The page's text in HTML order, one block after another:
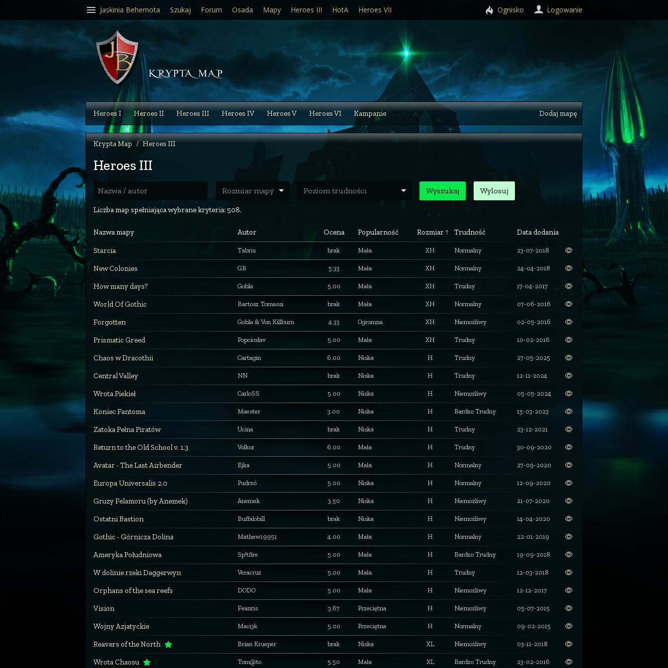
Heroes I Heroes II Heroes III Heroes IV Heroes V Heroes VI Kampanie Dodaj mapę
Krypta Map Heroes III
Heroes III
Nazwa / autor Rozmiar mapy Poziom trudności Wyszukaj Wylosuj
Liczba map spełniająca wybrane kryteria: 508.
Nazwa mapy Autor Ocena Popularność Rozmiar Trudność Data dodania
Starcia Tabris brak Mała XH Normalny 23-07-2018
New Colonies GB 5.33 Mała XH Normalny 24-04-2018
How many days? Gobla 5.00 Mała XH Trudny 17-04-2017
World Of Gothic Bartosz Tomassi brak Mała XH Normalny 07-06-2016
Forgotten Gobla & Von Killburn 4.33 Ogromna XH Niemożliwy 02-05-2016
Prismatic Greed Popcioslav 5.00 Mała XH Trudny 10-02-2016
Chaos w Dracothii Cartagin 6.00 Niska H Trudny 27-05-2025
Central Valley NN brak Niska H Trudny 12-11-2024
Wrota Piekieł CarloSS 5.00 Niska H Niemożliwy 05-05-2024
Koniec Fantoma Maester 3.00 Niska H Bardzo Trudny 15-03-2023
Zatoka Pełna Piratów Ucina brak Niska H Trudny 23-12-2021
Return to the Old School v. 1.3 Volkor 6.00 Mała H Trudny 30-09-2020
Avatar - The Last Airbender Ejka 5.00 Mała H Normalny 27-09-2020
Europa Universalis 2.0 Pudrzó 5.00 Niska H Normalny 12-09-2020
Gruzy Felamoru (by Anemek) Anemek 3.50 Niska H Niemożliwy 21-07-2020
Ostatni Bastion Buffalobill brak Niska H Niemożliwy 14-04-2020
Gothic - Górnicza Dolina Mathew19951 4.00 Mała H Normalny 22-01-2019
Ameryka Południowa Sp!tfire 5.00 Mała H Bardzo Trudny 19-09-2018
W dolinie rzeki Daggerwyn Veracruz 5.00 Mała H Trudny 12-03-2018
Orphans of the sea reefs DODO 5.00 Mała H Niemożliwy 12-12-2017
Vision Feanris 3.67 Przeciętna H Niemożliwy 05-07-2015
Wojny Azjatyckie Maci3k 5.00 Przeciętna H Normalny 09-02-2015
Reavers of the North Brian Krueper brak Niska XL Niemożliwy 03-11-2018
Wrota Chaosu Tom@to 5.50 Mała XL Bardzo Trudny 23-02-2016
Jaskinia Behemota Szukaj Forum Osada Mapy Heroes III HotA Heroes VII Ognisko Logowanie